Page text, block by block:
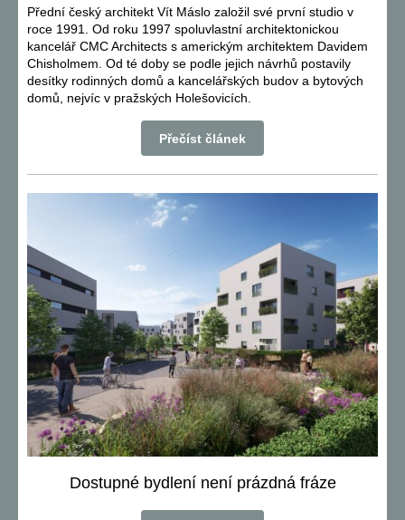
Přední český architekt Vít Máslo založil své první studio v
roce 1991. Od roku 1997 spoluvlastní architektonickou
kancelář CMC Architects s americkým architektem Davidem
Chisholmem. Od té doby se podle jejich návrhů postavily
desítky rodinných domů a kancelářských budov a bytových
domů, nejvíc v pražských Holešovicích.
Přečíst článek
Dostupné bydlení není prázdná fráze